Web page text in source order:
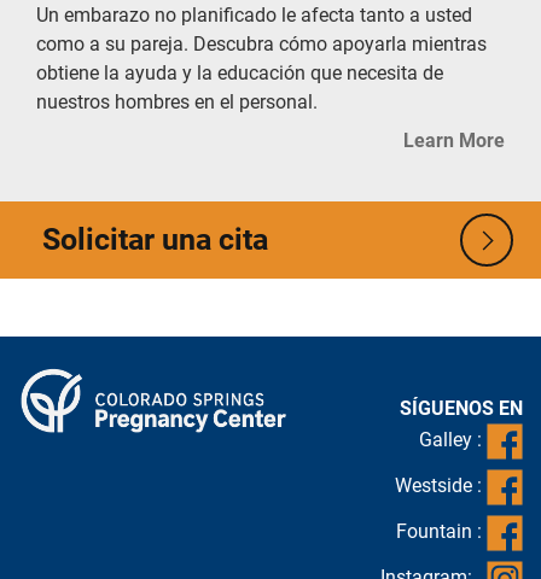
Un embarazo no planificado le afecta tanto a usted
como a su pareja. Descubra cómo apoyarla mientras
obtiene la ayuda y la educación que necesita de
nuestros hombres en el personal.
Learn More
Solicitar una cita
SÍGUENOS EN
Galley :
Westside :
Fountain :